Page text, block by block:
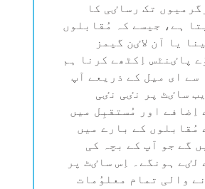
تک رساٸی کا
ہے، جیسے کہ مُقابلوں
یا آن لاٸن گیمز
پاٸنٹس اِکٹھے کرنا ہم
سے ای میل کے ذریعے آپ
ساٸٹ پر نٸی نٸی
اِضافے اور مُستقبِل میں
مُقابلوں کے بارے میں
گے جو آپ کے بچہ کی
لٸے ہونگے۔ اِس ساٸٹ پر
والی تمام معلوُمات